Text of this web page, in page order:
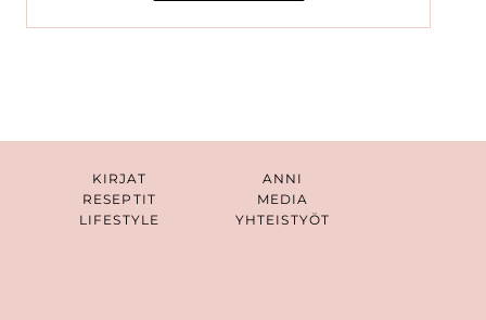
KIRJAT
RESEPTIT
LIFESTYLE
ANNI
MEDIA
YHTEISTYÖT